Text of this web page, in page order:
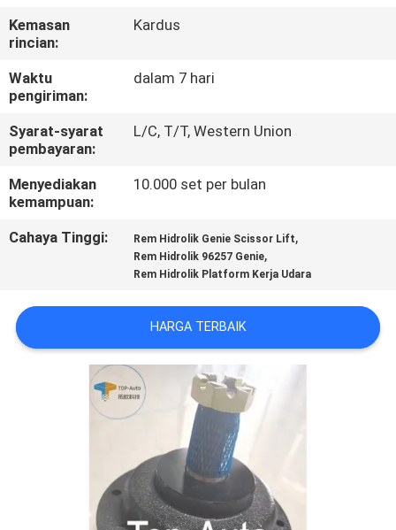
KONTROL
KUALITAS
HUBUNGI
KAMI
PERMINTAAN
PENAWARAN
PRIVACY
Kemasan
rincian:
Kardus
Waktu
pengiriman:
dalam 7 hari
Syarat-syarat
pembayaran:
L/C, T/T, Western Union
Menyediakan
kemampuan:
10.000 set per bulan
Cahaya Tinggi: Rem Hidrolik Genie Scissor Lift,
Rem Hidrolik 96257 Genie,
Rem Hidrolik Platform Kerja Udara
HARGA TERBAIK